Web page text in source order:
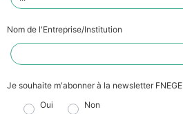
Nom de l'Entreprise/Institution
Je souhaite m'abonner à la newsletter FNEGE
Oui Non